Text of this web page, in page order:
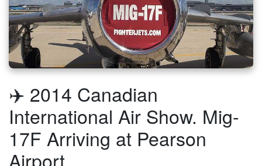
✈️ 2014 Canadian
International Air Show. Mig-
17F Arriving at Pearson
Airport